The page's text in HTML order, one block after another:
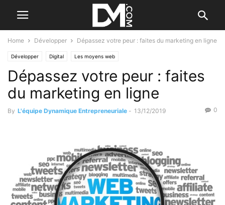
Home Développer Dépassez votre peur : faites du marketing en ligne
Développer Digital Les moyens web
Dépassez votre peur : faites
du marketing en ligne
By L'équipe Dynamique Entrepreneuriale - 13/12/2019 0